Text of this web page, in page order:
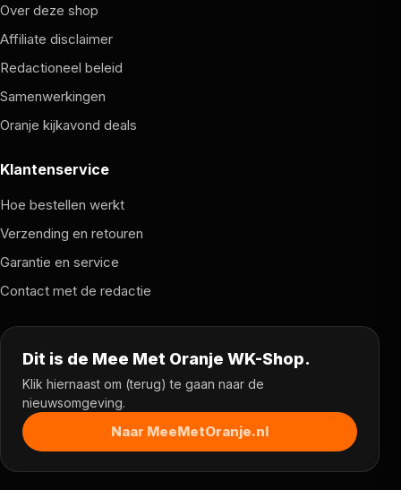
Over deze shop
Affiliate disclaimer
Redactioneel beleid
Samenwerkingen
Oranje kijkavond deals
Klantenservice
Hoe bestellen werkt
Verzending en retouren
Garantie en service
Contact met de redactie
Dit is de Mee Met Oranje WK-Shop.
Klik hiernaast om (terug) te gaan naar de
nieuwsomgeving.
Naar MeeMetOranje.nl